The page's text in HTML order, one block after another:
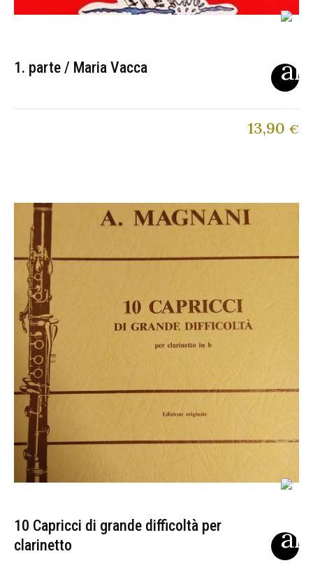
1. parte / Maria Vacca
13,90 €
10 Capricci di grande difficoltà per
clarinetto